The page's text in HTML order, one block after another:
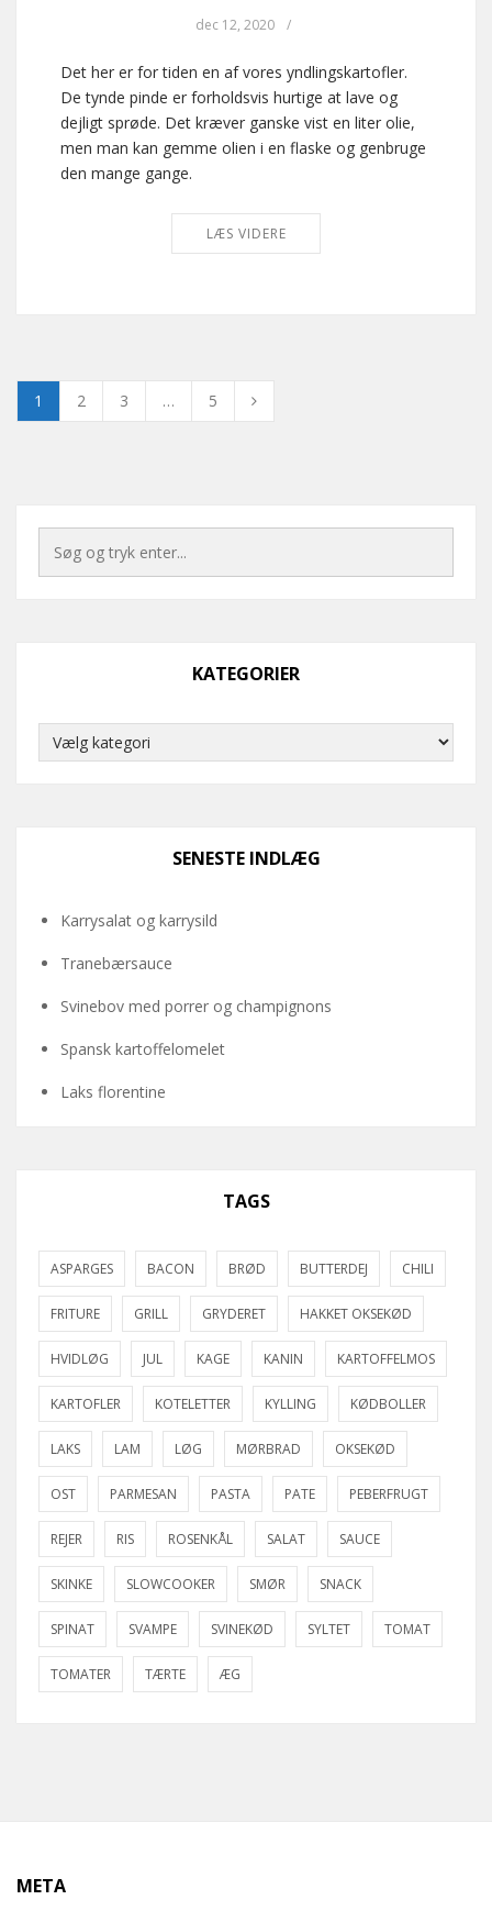
dec 12, 2020 /
Det her er for tiden en af vores yndlingskartofler.
De tynde pinde er forholdsvis hurtige at lave og
dejligt sprøde. Det kræver ganske vist en liter olie,
men man kan gemme olien i en flaske og genbruge
den mange gange.
LÆS VIDERE
1 2 3 … 5
KATEGORIER
Kategorier
SENESTE INDLÆG
Karrysalat og karrysild
Tranebærsauce
Svinebov med porrer og champignons
Spansk kartoffelomelet
Laks florentine
TAGS
ASPARGES BACON BRØD BUTTERDEJ CHILI
FRITURE GRILL GRYDERET HAKKET OKSEKØD
HVIDLØG JUL KAGE KANIN KARTOFFELMOS
KARTOFLER KOTELETTER KYLLING KØDBOLLER
LAKS LAM LØG MØRBRAD OKSEKØD
OST PARMESAN PASTA PATE PEBERFRUGT
REJER RIS ROSENKÅL SALAT SAUCE
SKINKE SLOWCOOKER SMØR SNACK
SPINAT SVAMPE SVINEKØD SYLTET TOMAT
TOMATER TÆRTE ÆG
META